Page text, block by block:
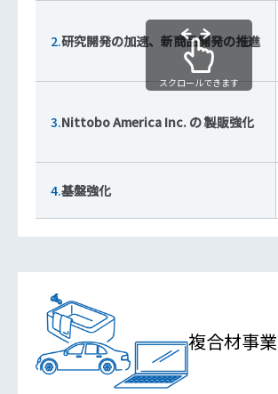
2.研究開発の加速、新商品開発の推進
3.Nittobo America Inc. の 製販強化
4.基盤強化
スクロールできます
複合材事業